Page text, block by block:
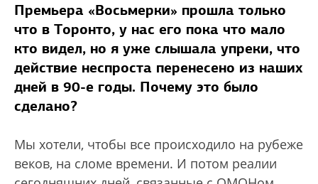
Премьера «Восьмерки» прошла только
что в Торонто, у нас его пока что мало
кто видел, но я уже слышала упреки, что
действие неспроста перенесено из наших
дней в 90-е годы. Почему это было
сделано?
Мы хотели, чтобы все происходило на рубеже
веков, на сломе времени. И потом реалии